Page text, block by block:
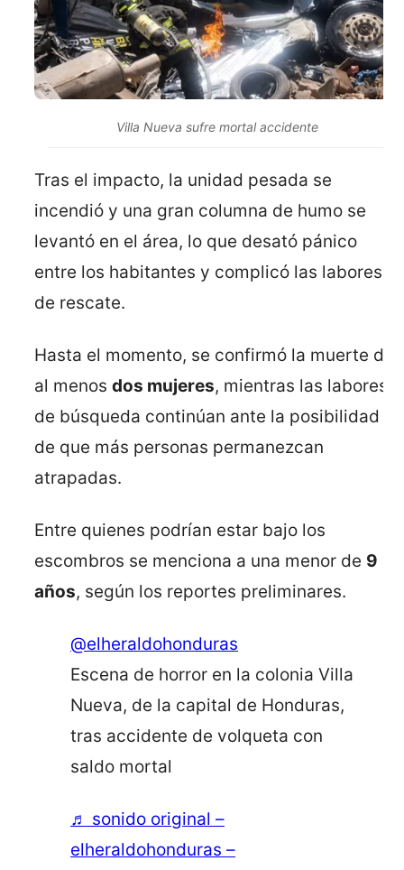
Villa Nueva sufre mortal accidente
Tras el impacto, la unidad pesada se
incendió y una gran columna de humo se
levantó en el área, lo que desató pánico
entre los habitantes y complicó las labores
de rescate.
Hasta el momento, se confirmó la muerte de
al menos dos mujeres, mientras las labores
de búsqueda continúan ante la posibilidad
de que más personas permanezcan
atrapadas.
Entre quienes podrían estar bajo los
escombros se menciona a una menor de 9
años, según los reportes preliminares.
@elheraldohonduras
Escena de horror en la colonia Villa
Nueva, de la capital de Honduras,
tras accidente de volqueta con
saldo mortal
♬ sonido original –
elheraldohonduras –